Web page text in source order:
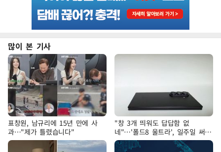
많이 본 기사
표창원, 남규리에 15년 만에 사
과…"제가 틀렸습니다"
"창 3개 띄워도 답답함 없
네"…'폴드8 울트라', 일주일 써보
니